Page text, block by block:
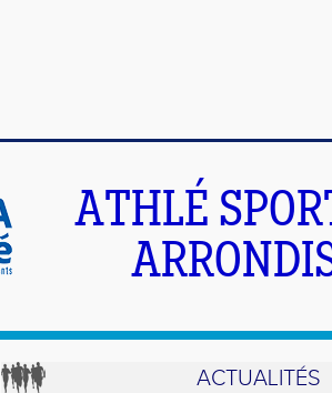
ATHLÉ
ACTUALITÉS